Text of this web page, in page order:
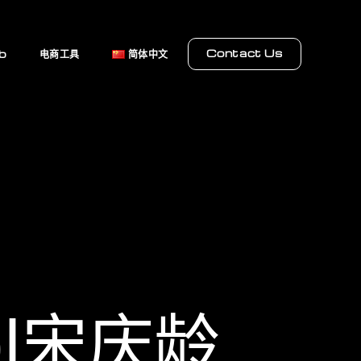
电商工具 简体中文 Contact Us
庆龄